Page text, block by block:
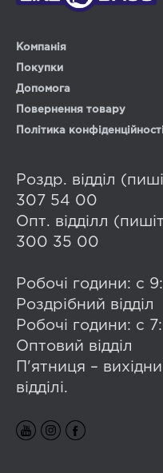
Компанія
Покупки
Допомога
Повернення товару
Політика
Роздр. відділ
307 54 00
Опт. відділл
300 35 00
Робочі години: с
Роздрібний відділ
Робочі години: с
Оптовий відділ
П'ятниця –
відділі.